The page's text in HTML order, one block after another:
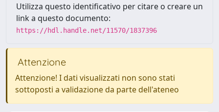
Utilizza questo identificativo per citare o creare un
link a questo documento:
https://hdl.handle.net/11570/1837396
Attenzione
Attenzione! I dati visualizzati non sono stati
sottoposti a validazione da parte dell'ateneo